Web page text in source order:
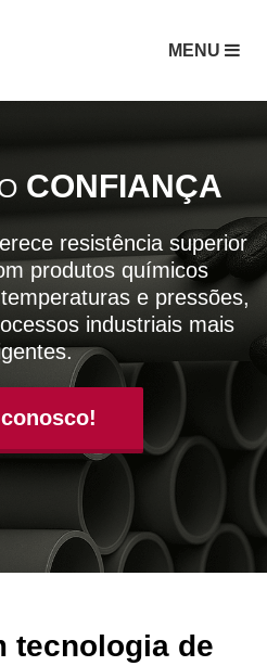
MENU
CONFIANÇA
resistência superior
produtos químicos
e pressões,
industriais mais
tecnologia de